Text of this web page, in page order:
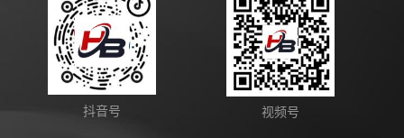
抖音号 视频号